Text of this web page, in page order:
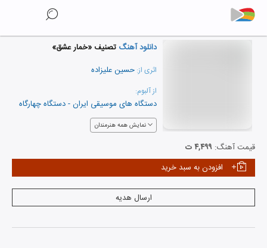
دانلود آهنگ تصنیف «خمار عشق»
اثری از: حسین علیزاده
از آلبوم:
دستگاه های موسیقی ایران - دستگاه چهارگاه
نمایش همه هنرمندان
قیمت آهنگ: ۴,۴۹۹ ت
افزودن به سبد خرید
ارسال هدیه